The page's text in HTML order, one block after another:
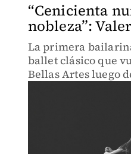
“Cenicienta
nobleza”:
La primera
ballet clásico que
Bellas Artes luego